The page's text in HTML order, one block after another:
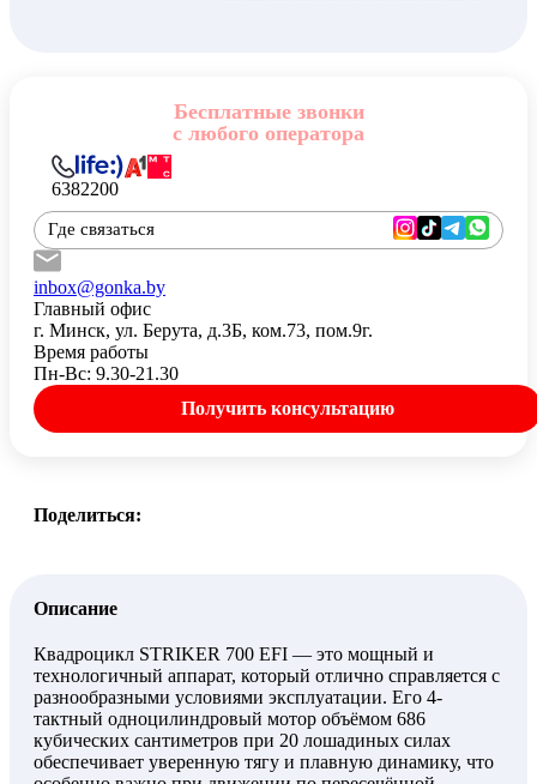
Бесплатные звонки
с любого оператора
6382200
Где связаться
inbox@gonka.by
Главный офис
г. Минск, ул. Берута, д.3Б, ком.73, пом.9г.
Время работы
Пн-Вс: 9.30-21.30
Получить консультацию
Поделиться:
Описание
Квадроцикл STRIKER 700 EFI — это мощный и
технологичный аппарат, который отлично справляется с
разнообразными условиями эксплуатации. Его 4-
тактный одноцилиндровый мотор объёмом 686
кубических сантиметров при 20 лошадиных силах
обеспечивает уверенную тягу и плавную динамику, что